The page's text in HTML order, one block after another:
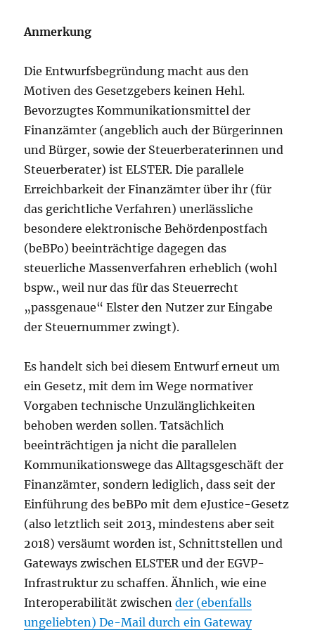
Anmerkung
Die Entwurfsbegründung macht aus den
Motiven des Gesetzgebers keinen Hehl.
Bevorzugtes Kommunikationsmittel der
Finanzämter (angeblich auch der Bürgerinnen
und Bürger, sowie der Steuerberaterinnen und
Steuerberater) ist ELSTER. Die parallele
Erreichbarkeit der Finanzämter über ihr (für
das gerichtliche Verfahren) unerlässliche
besondere elektronische Behördenpostfach
(beBPo) beeinträchtige dagegen das
steuerliche Massenverfahren erheblich (wohl
bspw., weil nur das für das Steuerrecht
„passgenaue“ Elster den Nutzer zur Eingabe
der Steuernummer zwingt).
Es handelt sich bei diesem Entwurf erneut um
ein Gesetz, mit dem im Wege normativer
Vorgaben technische Unzulänglichkeiten
behoben werden sollen. Tatsächlich
beeinträchtigen ja nicht die parallelen
Kommunikationswege das Alltagsgeschäft der
Finanzämter, sondern lediglich, dass seit der
Einführung des beBPo mit dem eJustice-Gesetz
(also letztlich seit 2013, mindestens aber seit
2018) versäumt worden ist, Schnittstellen und
Gateways zwischen ELSTER und der EGVP-
Infrastruktur zu schaffen. Ähnlich, wie eine
Interoperabilität zwischender (ebenfalls
ungeliebten) De-Mail durch ein Gateway